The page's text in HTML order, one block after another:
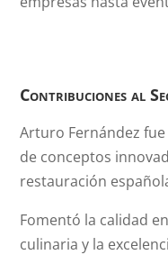
Contribuciones al
Arturo Fernández
de conceptos
restauración
Fomentó la calidad
culinaria y la